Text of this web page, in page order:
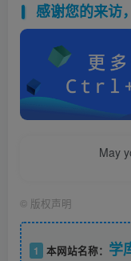
感谢您的来访
May
© 版权声明
1 本网站名称： 学